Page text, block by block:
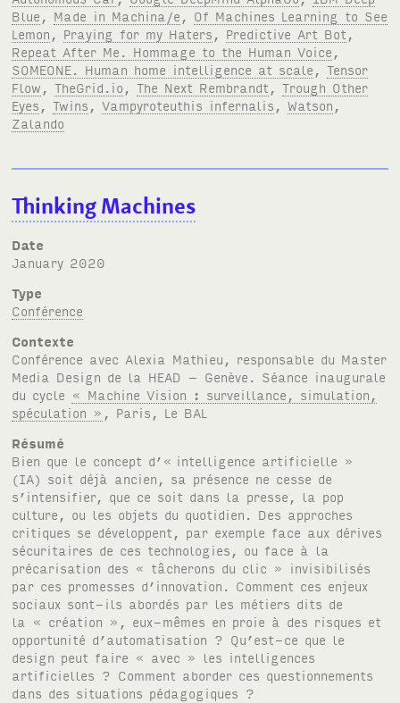
Blue , Made in Machina/e , Of Machines Learning to See
Lemon , Praying for my Haters , Predictive Art Bot ,
Repeat After Me. Hommage to the Human Voice ,
SOMEONE. Human home intelligence at scale ,Tensor
Flow ,TheGrid.io ,The Next Rembrandt ,Trough Other
Eyes ,Twins ,Vampyroteuthis infernalis ,Watson ,
Zalando
Thinking Machines
Date
January 2020
Type
Conférence
Contexte
Conférence avec Alexia Mathieu, responsable du Master
Media Design de la HEAD – Genève. Séance inaugurale
du cycle « Machine Vision : surveillance, simulation,
spéculation » , Paris, Le BAL
Résumé
Bien que le concept d’« intelligence artificielle »
(IA) soit déjà ancien, sa présence ne cesse de
s’intensifier, que ce soit dans la presse, la pop
culture, ou les objets du quotidien. Des approches
critiques se développent, par exemple face aux dérives
sécuritaires de ces technologies, ou face à la
précarisation des « tâcherons du clic » invisibilisés
par ces promesses d’innovation. Comment ces enjeux
sociaux sont-ils abordés par les métiers dits de
la « création », eux-mêmes en proie à des risques et
opportunité d’automatisation ? Qu’est-ce que le
design peut faire « avec » les intelligences
artificielles ? Comment aborder ces questionnements
dans des situations pédagogiques ?